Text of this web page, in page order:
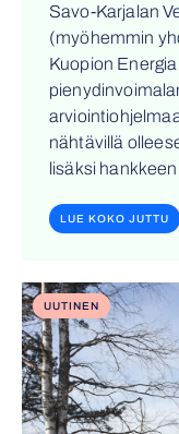
Savo-Karjalan
(myöhemmin
Kuopion
nähtävillä
lisäksi
LUE KOKO JUTTU
UUTINEN